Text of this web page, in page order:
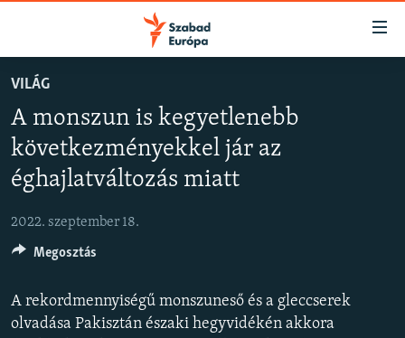
Akadálymentes
Ugrás
oldalra
Ugrás
AKTUÁLIS
PODCASTOK
VIDEÓK
ELEMZŐ
NER15
SZABADON
TÁRSADALOM
VILÁG
A monszun is kegyetlenebb
következményekkel jár az
éghajlatváltozás miatt
2022. szeptember 18.
A rekordmennyiségű monszuneső és a gleccserek
olvadása Pakisztán északi hegyvidékén akkora
Megosztás
FELIRATKOZÁS